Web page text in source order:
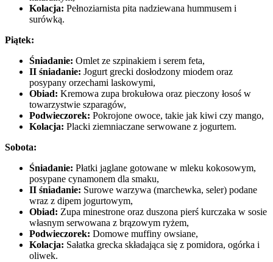
Kolacja: Pełnoziarnista pita nadziewana hummusem i
surówką.
Piątek:
Śniadanie: Omlet ze szpinakiem i serem feta,
II śniadanie: Jogurt grecki dosłodzony miodem oraz
posypany orzechami laskowymi,
Obiad: Kremowa zupa brokułowa oraz pieczony łosoś w
towarzystwie szparagów,
Podwieczorek: Pokrojone owoce, takie jak kiwi czy mango,
Kolacja: Placki ziemniaczane serwowane z jogurtem.
Sobota:
Śniadanie: Płatki jaglane gotowane w mleku kokosowym,
posypane cynamonem dla smaku,
II śniadanie: Surowe warzywa (marchewka, seler) podane
wraz z dipem jogurtowym,
Obiad: Zupa minestrone oraz duszona pierś kurczaka w sosie
własnym serwowana z brązowym ryżem,
Podwieczorek: Domowe muffiny owsiane,
Kolacja: Sałatka grecka składająca się z pomidora, ogórka i
oliwek.